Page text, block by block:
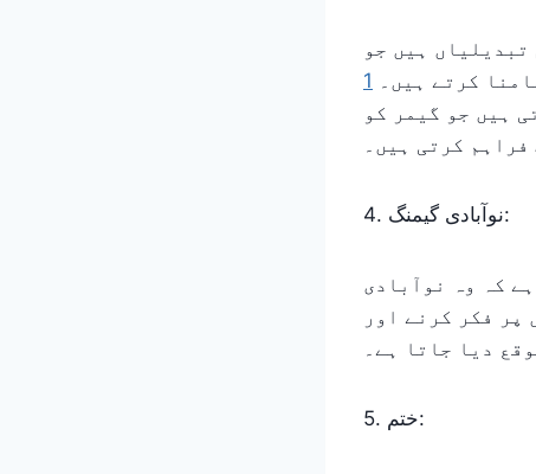
ہیں جو
کرتے ہیں۔
ہیں جو گیمر کو
کرتی ہیں۔
4. نوآبادی گیمنگ:
کہ وہ نوآبادی
پر فکر کرنے اور
دیا جاتا ہے۔
5. ختم: